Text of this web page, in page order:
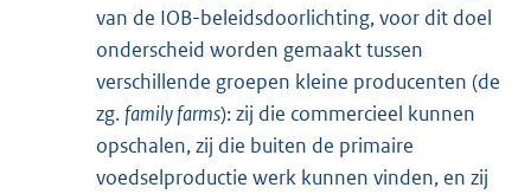
van de IOB-beleidsdoorlichting, voor dit doel
onderscheid worden gemaakt tussen
verschillende groepen kleine producenten (de
zg. family farms): zij die commercieel kunnen
opschalen, zij die buiten de primaire
voedselproductie werk kunnen vinden, en zij